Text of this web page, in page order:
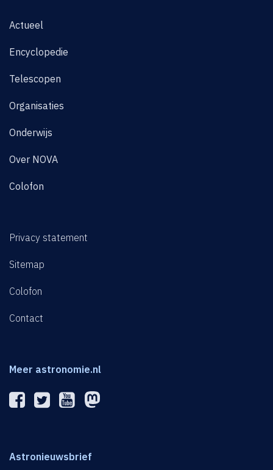
Actueel
Encyclopedie
Telescopen
Organisaties
Onderwijs
Over NOVA
Colofon
Privacy statement
Sitemap
Colofon
Contact
Meer astronomie.nl
Astronieuwsbrief